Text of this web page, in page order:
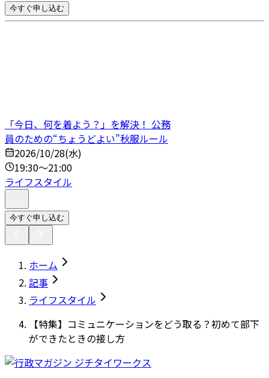
今すぐ申し込む
「今日、何を着よう？」を解決！ 公務
員のための“ちょうどよい”秋服ルール
2026/10/28(水)
19:30～21:00
ライフスタイル
今すぐ申し込む
ホーム
記事
ライフスタイル
【特集】コミュニケーションをどう取る？初めて部下
ができたときの接し方